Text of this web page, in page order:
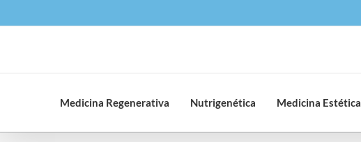
al
Medicina Regenerativa Nutrigenética Medicina Estética